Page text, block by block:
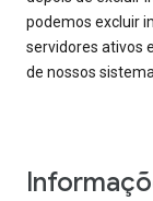
podemos excluir
servidores ativos
de nossos